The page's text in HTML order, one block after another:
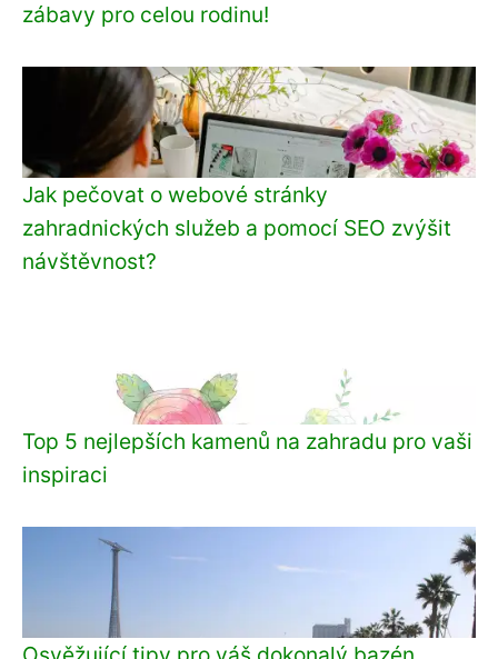
zábavy pro celou rodinu!
Jak pečovat o webové stránky
zahradnických služeb a pomocí SEO zvýšit
návštěvnost?
Top 5 nejlepších kamenů na zahradu pro vaši
inspiraci